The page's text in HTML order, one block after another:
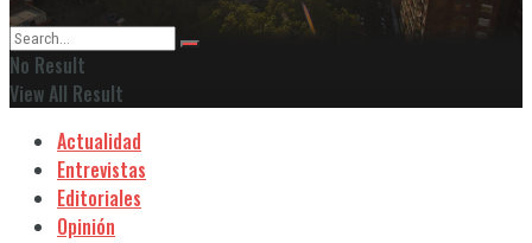
No Result
View All Result
Actualidad
Entrevistas
Editoriales
Opinión